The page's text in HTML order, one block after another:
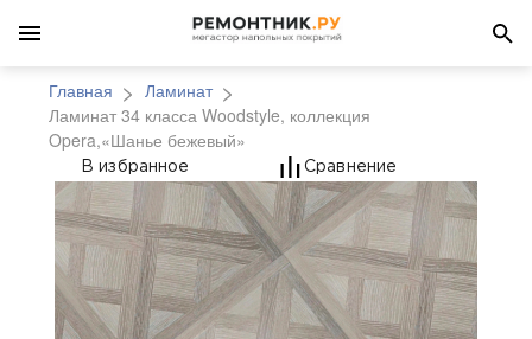
Главная
Ламинат
Ламинат 34 класса Woodstyle, коллекция
Opera,«Шанье бежевый»
Ламинат 34 класса
В избранное Сравнение